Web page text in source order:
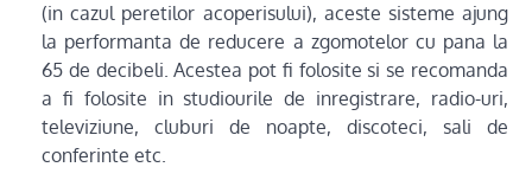
(in cazul peretilor acoperisului), aceste sisteme ajung
la performanta de reducere a zgomotelor cu pana la
65 de decibeli. Acestea pot fi folosite si se recomanda
a fi folosite in studiourile de inregistrare, radio-uri,
televiziune, cluburi de noapte, discoteci, sali de
conferinte etc.